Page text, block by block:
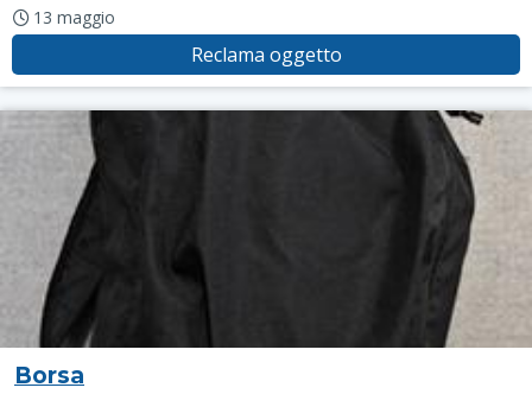
13 maggio
Reclama oggetto
Borsa